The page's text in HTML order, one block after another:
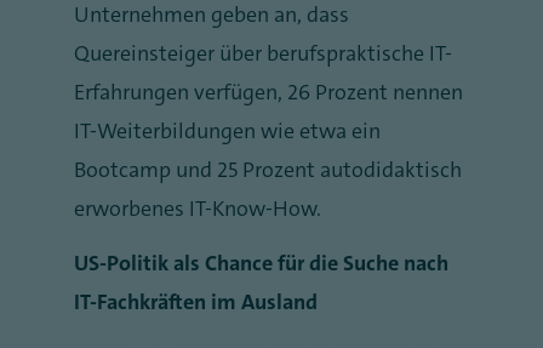
Unternehmen geben an, dass
Quereinsteiger über berufspraktische IT-
Erfahrungen verfügen, 26 Prozent nennen
IT-Weiterbildungen wie etwa ein
Bootcamp und 25 Prozent autodidaktisch
erworbenes IT-Know-How.
US-Politik als Chance für die Suche nach
IT-Fachkräften im Ausland